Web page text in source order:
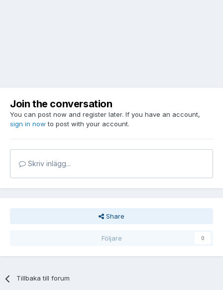
Join the conversation
You can post now and register later. If you have an account,
sign in now to post with your account.
Skriv inlägg...
Share
Följare 0
Tillbaka till forum